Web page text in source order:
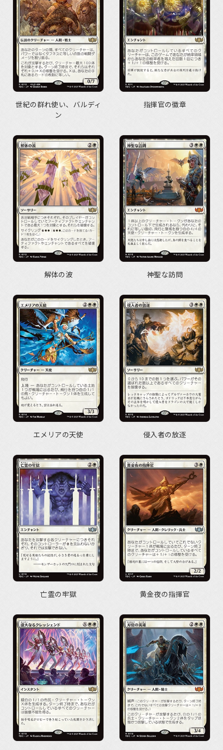
世紀の群れ使い、バルディ
ン
指揮官の徽章
解体の波 神聖な訪問
エメリアの天使 侵入者の放逐
亡霊の牢獄 黄金夜の指揮官